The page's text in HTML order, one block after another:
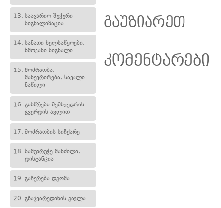
13. საავარიო შუქური
სიგნალიზაცია
14. სანათი ხელსაწყოები,
ხმოვანი სიგნალი
15. მოძრაობა,
მანევრირება, სავალი
ნაწილი
16. გასწრება შემხვედრის
გვერდის ავლით
17. მოძრაობის სიჩქარე
18. სამუხრუჭე მანძილი,
დისტანცია
19. გაჩერება დგომა
20. გზაჯვარედინის გავლა
გაუზიარეთ
კომენტარები